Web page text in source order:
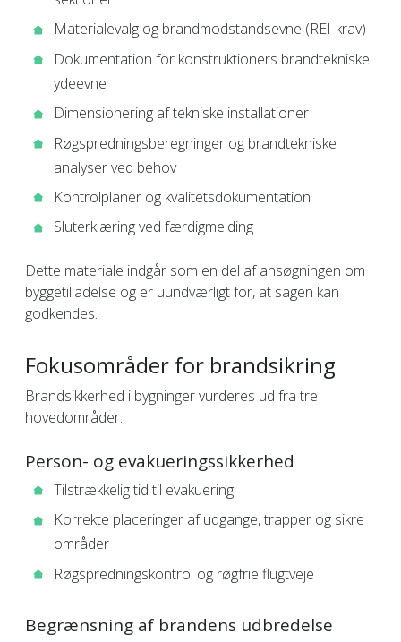
Materialevalg og brandmodstandsevne (REI-krav)
Dokumentation for konstruktioners brandtekniske
ydeevne
Dimensionering af tekniske installationer
Røgspredningsberegninger og brandtekniske
analyser ved behov
Kontrolplaner og kvalitetsdokumentation
Sluterklæring ved færdigmelding
Dette materiale indgår som en del af ansøgningen om
byggetilladelse og er uundværligt for, at sagen kan
godkendes.
Fokusområder for brandsikring
Brandsikkerhed i bygninger vurderes ud fra tre
hovedområder:
Person- og evakueringssikkerhed
Tilstrækkelig tid til evakuering
Korrekte placeringer af udgange, trapper og sikre
områder
Røgspredningskontrol og røgfrie flugtveje
Begrænsning af brandens udbredelse